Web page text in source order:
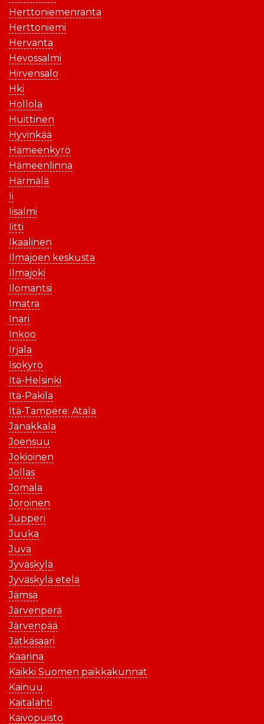
Herttoniemenranta
Herttoniemi
Hervanta
Hevossalmi
Hirvensalo
Hki
Hollola
Huittinen
Hyvinkää
Hämeenkyrö
Hämeenlinna
Härmälä
Ii
Iisalmi
Iitti
Ikaalinen
Ilmajoen keskusta
Ilmajoki
Ilomantsi
Imatra
Inari
Inkoo
Irjala
Isokyrö
Itä-Helsinki
Itä-Pakila
Itä-Tampere: Atala
Janakkala
Joensuu
Jokioinen
Jollas
Jomala
Joroinen
Jupperi
Juuka
Juva
Jyväskylä
Jyväskylä etelä
Jämsä
Järvenperä
Järvenpää
Jätkäsaari
Kaarina
Kaikki Suomen paikkakunnat
Kainuu
Kaitalahti
Kaivopuisto